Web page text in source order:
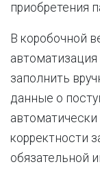
приобретения
В коробочной
заполнить
данные о
корректности
обязательной